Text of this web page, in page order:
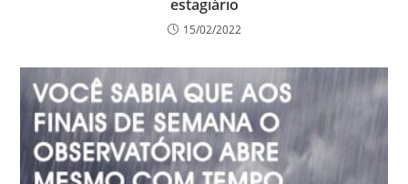
estagiário
15/02/2022